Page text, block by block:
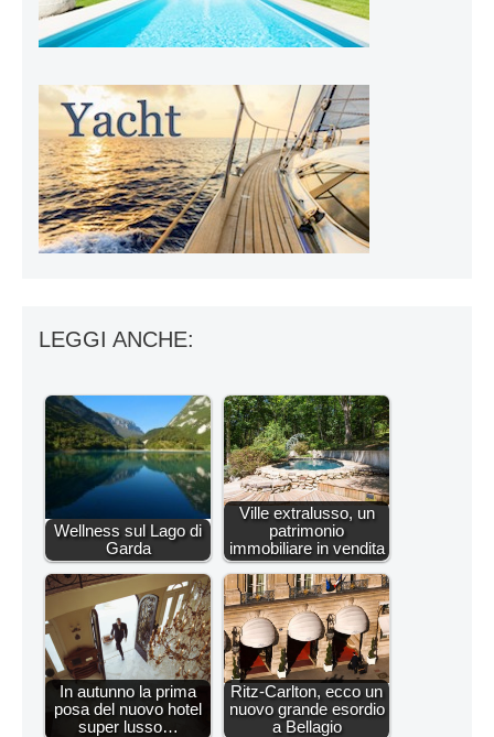
LEGGI ANCHE:
Wellness sul Lago di
Garda
Ville extralusso, un
patrimonio
immobiliare in vendita
In autunno la prima
posa del nuovo hotel
super lusso…
Ritz-Carlton, ecco un
nuovo grande esordio
a Bellagio